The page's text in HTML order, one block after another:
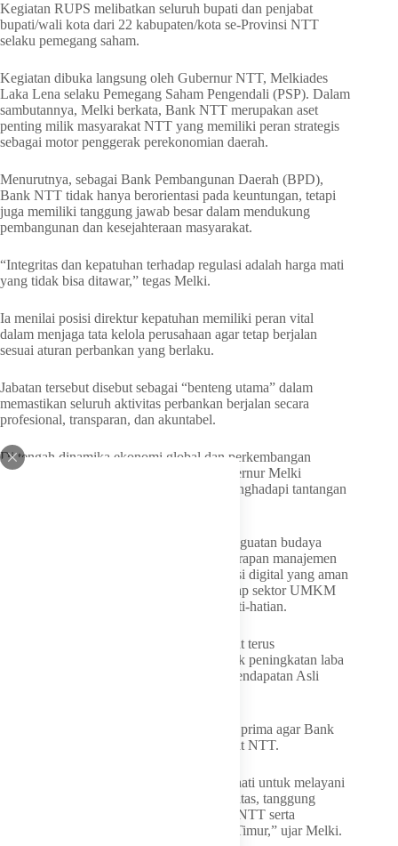
Kegiatan RUPS melibatkan seluruh bupati dan penjabat
bupati/wali kota dari 22 kabupaten/kota se-Provinsi NTT
selaku pemegang saham.
Kegiatan dibuka langsung oleh Gubernur NTT, Melkiades
Laka Lena selaku Pemegang Saham Pengendali (PSP). Dalam
sambutannya, Melki berkata, Bank NTT merupakan aset
penting milik masyarakat NTT yang memiliki peran strategis
sebagai motor penggerak perekonomian daerah.
Menurutnya, sebagai Bank Pembangunan Daerah (BPD),
Bank NTT tidak hanya berorientasi pada keuntungan, tetapi
juga memiliki tanggung jawab besar dalam mendukung
pembangunan dan kesejahteraan masyarakat.
“Integritas dan kepatuhan terhadap regulasi adalah harga mati
yang tidak bisa ditawar,” tegas Melki.
Ia menilai posisi direktur kepatuhan memiliki peran vital
dalam menjaga tata kelola perusahaan agar tetap berjalan
sesuai aturan perbankan yang berlaku.
Jabatan tersebut disebut sebagai “benteng utama” dalam
memastikan seluruh aktivitas perbankan berjalan secara
profesional, transparan, dan akuntabel.
Di tengah dinamika ekonomi global dan perkembangan
teknologi digital yang semakin pesat, Gubernur Melki
mengingatkan bahwa dunia perbankan menghadapi tantangan
Karena itu, ia menekankan pentingnya penguatan budaya
kepatuhan di seluruh lini perusahaan, penerapan manajemen
risiko yang proaktif, pengembangan inovasi digital yang aman
dan sesuai regulasi, serta dukungan terhadap sektor UMKM
dengan tetap mengedepankan prinsip kehati-hatian.
Selain itu, Melki berharap Bank NTT dapat terus
meningkatkan kinerja perusahaan, termasuk peningkatan laba
dan deviden sebagai kontribusi terhadap Pendapatan Asli
Ia juga menegaskan pentingnya pelayanan prima agar Bank
NTT tetap menjadi kebanggaan masyarakat NTT.
“Jadikanlah jabatan ini sebagai panggilan hati untuk melayani
dengan tulus, bekerja dengan penuh integritas, tanggung
jawab, dan dedikasi demi kemajuan Bank NTT serta
kesejahteraan masyarakat Nusa Tenggara Timur,” ujar Melki.